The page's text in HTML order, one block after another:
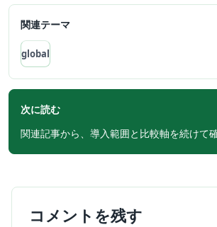
関連テーマ
global
次に読む
関連記事から、導入範囲と比較軸を続けて
コメントを残す